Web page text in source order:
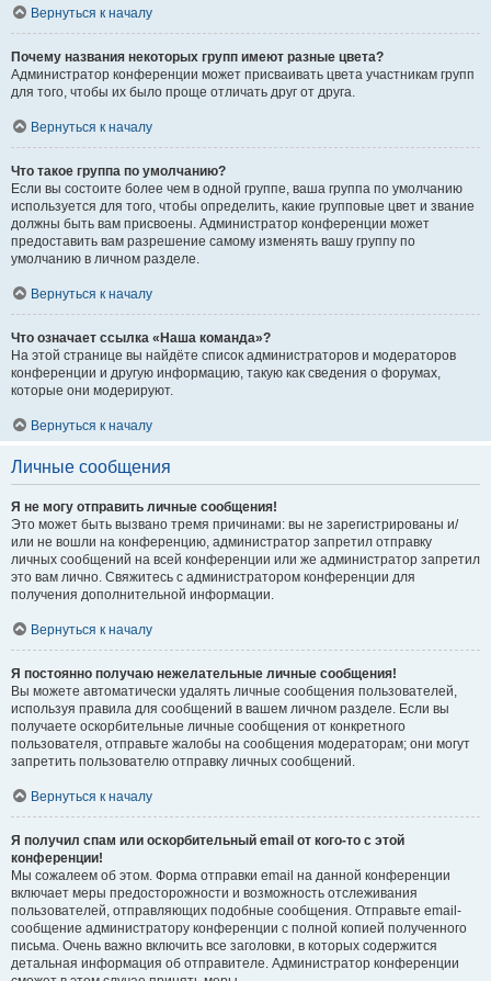
Вернуться к началу
Почему названия некоторых групп имеют разные цвета?
Администратор конференции может присваивать цвета участникам групп
для того, чтобы их было проще отличать друг от друга.
Вернуться к началу
Что такое группа по умолчанию?
Если вы состоите более чем в одной группе, ваша группа по умолчанию
используется для того, чтобы определить, какие групповые цвет и звание
должны быть вам присвоены. Администратор конференции может
предоставить вам разрешение самому изменять вашу группу по
умолчанию в личном разделе.
Вернуться к началу
Что означает ссылка «Наша команда»?
На этой странице вы найдёте список администраторов и модераторов
конференции и другую информацию, такую как сведения о форумах,
которые они модерируют.
Вернуться к началу
Личные сообщения
Я не могу отправить личные сообщения!
Это может быть вызвано тремя причинами: вы не зарегистрированы и/
или не вошли на конференцию, администратор запретил отправку
личных сообщений на всей конференции или же администратор запретил
это вам лично. Свяжитесь с администратором конференции для
получения дополнительной информации.
Вернуться к началу
Я постоянно получаю нежелательные личные сообщения!
Вы можете автоматически удалять личные сообщения пользователей,
используя правила для сообщений в вашем личном разделе. Если вы
получаете оскорбительные личные сообщения от конкретного
пользователя, отправьте жалобы на сообщения модераторам; они могут
запретить пользователю отправку личных сообщений.
Вернуться к началу
Я получил спам или оскорбительный email от кого-то с этой
конференции!
Мы сожалеем об этом. Форма отправки email на данной конференции
включает меры предосторожности и возможность отслеживания
пользователей, отправляющих подобные сообщения. Отправьте email-
сообщение администратору конференции с полной копией полученного
письма. Очень важно включить все заголовки, в которых содержится
детальная информация об отправителе. Администратор конференции